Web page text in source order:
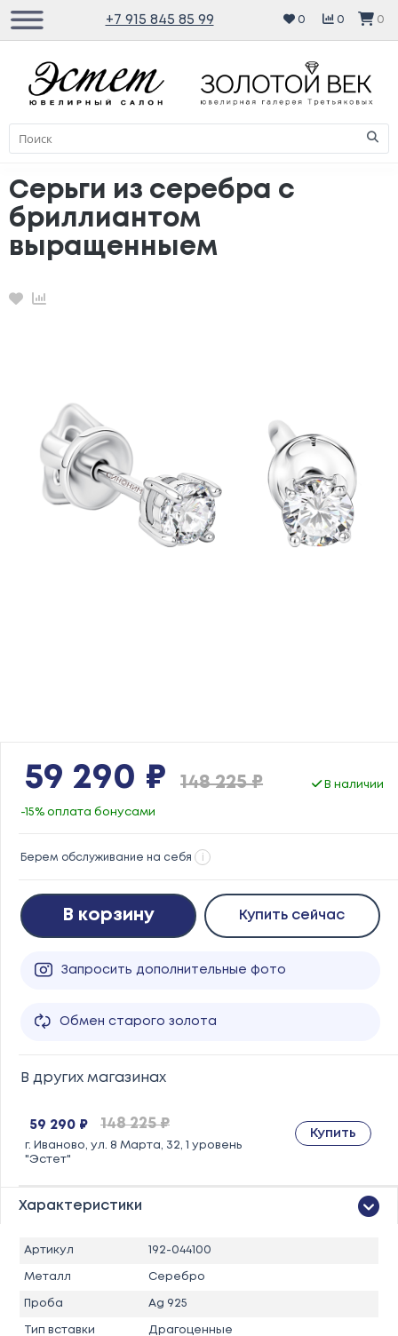
+7 915 845 85 99 0 0 0
Серьги из серебра с
бриллиантом
выращенныем
Избранное
Сравнение
59 290 ₽ 148 225 ₽ В наличии
-15% оплата бонусами
Берем обслуживание на себя i
В корзину Купить сейчас
Запросить дополнительные фото
Обмен старого золота
В других магазинах
59 290 ₽ 148 225 ₽
г. Иваново, ул. 8 Марта, 32, 1 уровень
"Эстет"
Купить
Характеристики
Артикул 192-044100
Металл Серебро
Проба Ag 925
Тип вставки Драгоценные